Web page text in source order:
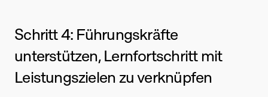
Schritt 4: Führungskräfte
unterstützen, Lernfortschritt mit
Leistungszielen zu verknüpfen